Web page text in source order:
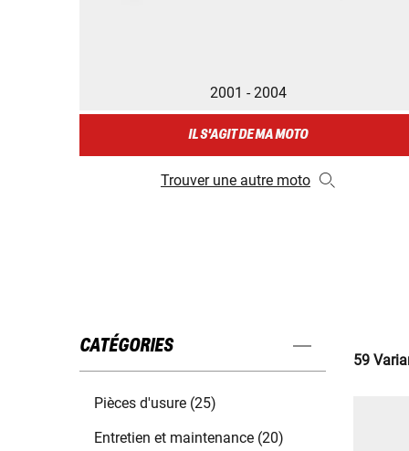
2001 - 2004
IL S'AGIT DE MA MOTO
Trouver une autre moto
CATÉGORIES
Pièces d'usure (25)
Entretien et maintenance (20)
59